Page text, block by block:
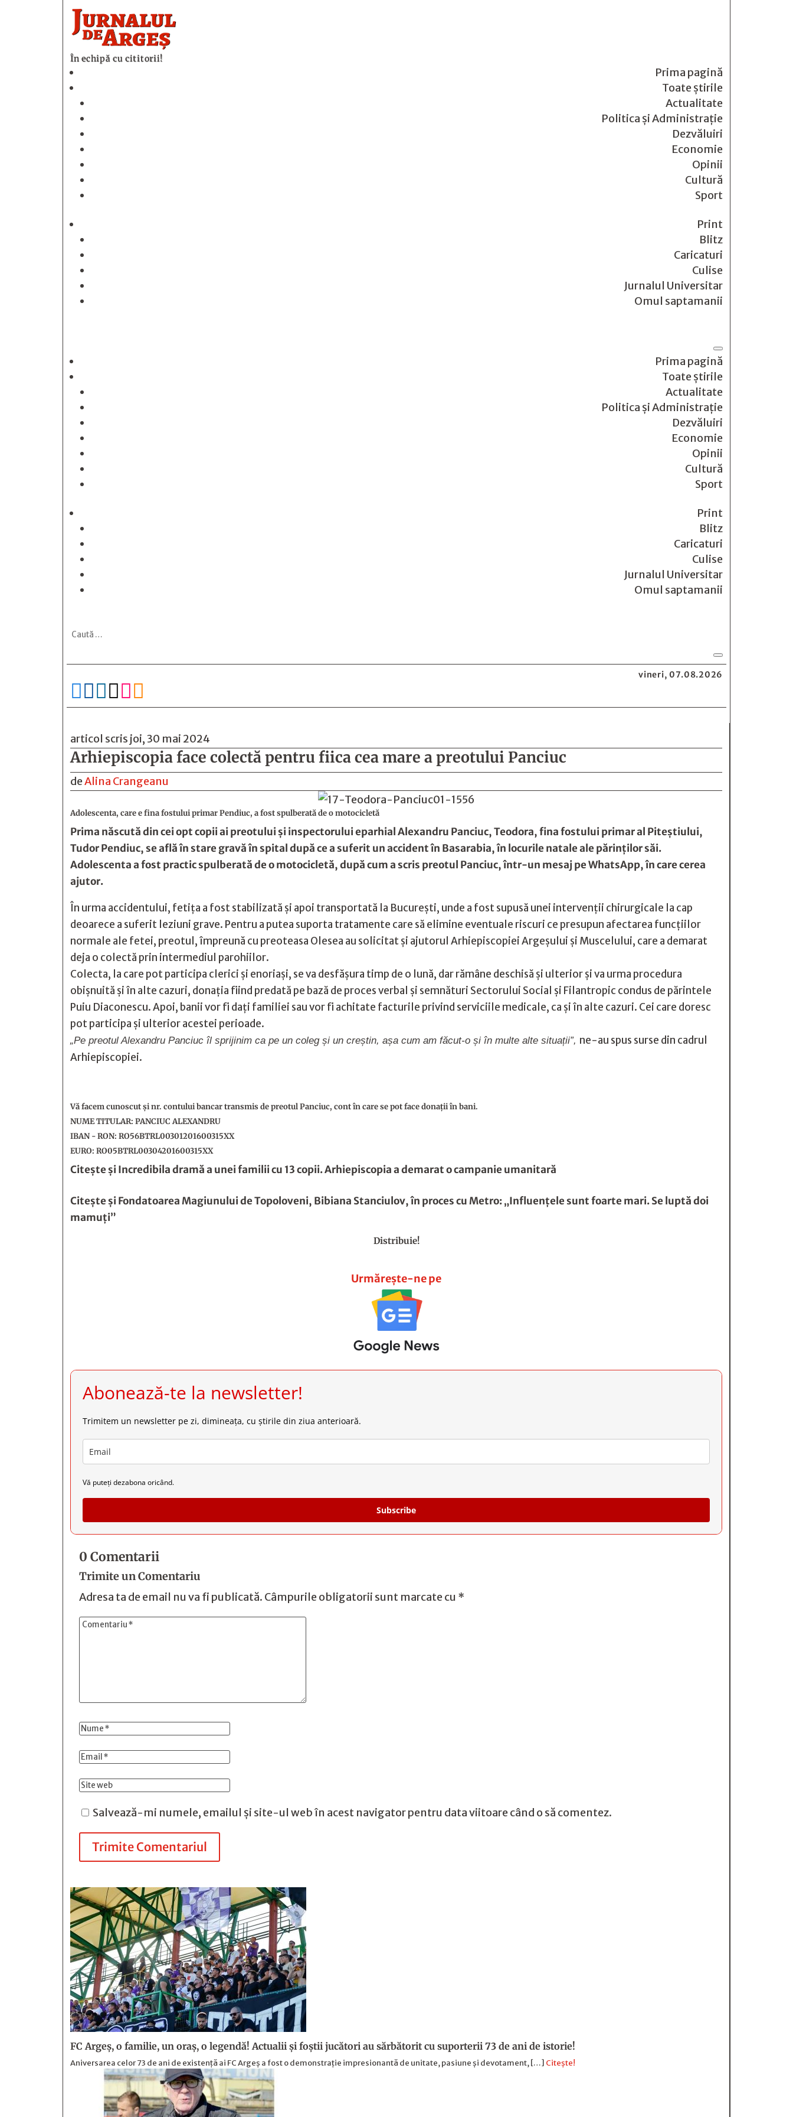
În echipă cu cititorii!
Prima pagină
Toate știrile
Actualitate
Politica și Administrație
Dezvăluiri
Economie
Opinii
Cultură
Sport
Print
Blitz
Caricaturi
Culise
Jurnalul Universitar
Omul saptamanii
Prima pagină
Toate știrile
Actualitate
Politica și Administrație
Dezvăluiri
Economie
Opinii
Cultură
Sport
Print
Blitz
Caricaturi
Culise
Jurnalul Universitar
Omul saptamanii
vineri, 07.08.2026

articol scris joi, 30 mai 2024
Arhiepiscopia face colectă pentru fiica cea mare a preotului Panciuc
deAlina Crangeanu
Adolescenta, care e fina fostului primar Pendiuc, a fost spulberată de o motocicletă
Prima născută din cei opt copii ai preotului și inspectorului eparhial Alexandru Panciuc, Teodora, fina fostului primar al Piteștiului,
Tudor Pendiuc, se află în stare gravă în spital după ce a suferit un accident în Basarabia, în locurile natale ale părinților săi.
Adolescenta a fost practic spulberată de o motocicletă, după cum a scris preotul Panciuc, într-un mesaj pe WhatsApp, în care cerea
ajutor.
În urma accidentului, fetița a fost stabilizată și apoi transportată la București, unde a fost supusă unei intervenții chirurgicale la cap
deoarece a suferit leziuni grave. Pentru a putea suporta tratamente care să elimine eventuale riscuri ce presupun afectarea funcțiilor
normale ale fetei, preotul, împreună cu preoteasa Olesea au solicitat și ajutorul Arhiepiscopiei Argeșului și Muscelului, care a demarat
deja o colectă prin intermediul parohiilor.
Colecta, la care pot participa clerici și enoriași, se va desfășura timp de o lună, dar rămâne deschisă și ulterior și va urma procedura
obișnuită și în alte cazuri, donația fiind predată pe bază de proces verbal și semnături Sectorului Social și Filantropic condus de părintele
Puiu Diaconescu. Apoi, banii vor fi dați familiei sau vor fi achitate facturile privind serviciile medicale, ca și în alte cazuri. Cei care doresc
pot participa și ulterior acestei perioade.
„Pe preotul Alexandru Panciuc îl sprijinim ca pe un coleg și un creștin, așa cum am făcut-o și în multe alte situații”, ne-au spus surse din cadrul
Arhiepiscopiei.
Vă facem cunoscut și nr. contului bancar transmis de preotul Panciuc, cont în care se pot face donații în bani.
NUME TITULAR: PANCIUC ALEXANDRU
IBAN - RON: RO56BTRL00301201600315XX
EURO: RO05BTRL00304201600315XX
Citește șiIncredibila dramă a unei familii cu 13 copii. Arhiepiscopia a demarat o campanie umanitară
Citește șiFondatoarea Magiunului de Topoloveni, Bibiana Stanciulov, în proces cu Metro: „Influenţele sunt foarte mari. Se luptă doi
mamuţi”
Distribuie!
Urmărește-ne pe
Abonează-te la newsletter!
Trimitem un newsletter pe zi, dimineața, cu știrile din ziua anterioară.
Vă puteți dezabona oricând.
Subscribe
0 Comentarii
Trimite un Comentariu
Adresa ta de email nu va fi publicată. Câmpurile obligatorii sunt marcate cu *
Salvează-mi numele, emailul și site-ul web în acest navigator pentru data viitoare când o să comentez.
Trimite Comentariul
FC Argeş, o familie, un oraș, o legendă! Actualii şi foştii jucători au sărbătorit cu suporterii 73 de ani de istorie!
Aniversarea celor 73 de ani de existență ai FC Argeș a fost o demonstrație impresionantă de unitate, pasiune și devotament, […] Citește!